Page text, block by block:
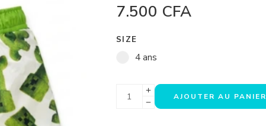
7.500 CFA
SIZE
4 ans
AJOUTER AU PANIER